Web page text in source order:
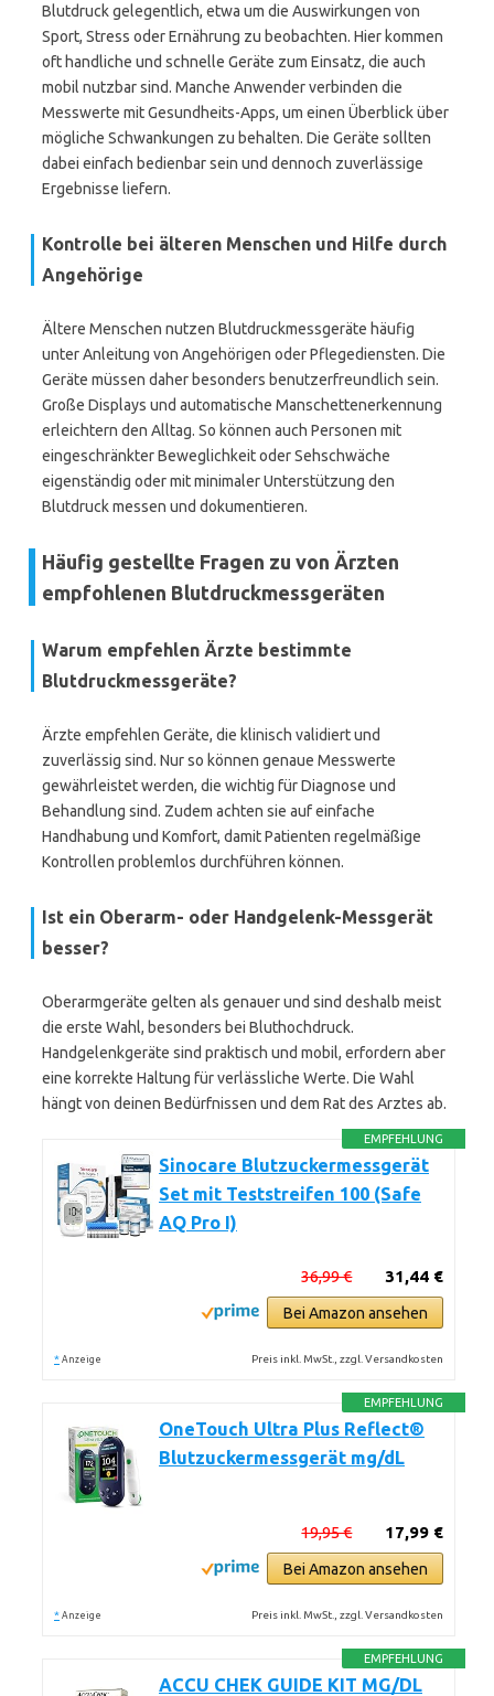
Blutdruck gelegentlich, etwa um die Auswirkungen von
Sport, Stress oder Ernährung zu beobachten. Hier kommen
oft handliche und schnelle Geräte zum Einsatz, die auch
mobil nutzbar sind. Manche Anwender verbinden die
Messwerte mit Gesundheits-Apps, um einen Überblick über
mögliche Schwankungen zu behalten. Die Geräte sollten
dabei einfach bedienbar sein und dennoch zuverlässige
Ergebnisse liefern.
Kontrolle bei älteren Menschen und Hilfe durch
Angehörige
Ältere Menschen nutzen Blutdruckmessgeräte häufig
unter Anleitung von Angehörigen oder Pflegediensten. Die
Geräte müssen daher besonders benutzerfreundlich sein.
Große Displays und automatische Manschettenerkennung
erleichtern den Alltag. So können auch Personen mit
eingeschränkter Beweglichkeit oder Sehschwäche
eigenständig oder mit minimaler Unterstützung den
Blutdruck messen und dokumentieren.
Häufig gestellte Fragen zu von Ärzten
empfohlenen Blutdruckmessgeräten
Warum empfehlen Ärzte bestimmte
Blutdruckmessgeräte?
Ärzte empfehlen Geräte, die klinisch validiert und
zuverlässig sind. Nur so können genaue Messwerte
gewährleistet werden, die wichtig für Diagnose und
Behandlung sind. Zudem achten sie auf einfache
Handhabung und Komfort, damit Patienten regelmäßige
Kontrollen problemlos durchführen können.
Ist ein Oberarm- oder Handgelenk-Messgerät
besser?
Oberarmgeräte gelten als genauer und sind deshalb meist
die erste Wahl, besonders bei Bluthochdruck.
Handgelenkgeräte sind praktisch und mobil, erfordern aber
eine korrekte Haltung für verlässliche Werte. Die Wahl
hängt von deinen Bedürfnissen und dem Rat des Arztes ab.
EMPFEHLUNG
Sinocare Blutzuckermessgerät
Set mit Teststreifen 100 (Safe
AQ Pro I)
31,44 €
36,99 €
Bei Amazon ansehen
* Anzeige Preis inkl. MwSt., zzgl. Versandkosten
EMPFEHLUNG
OneTouch Ultra Plus Reflect®
Blutzuckermessgerät mg/dL
17,99 €
19,95 €
Bei Amazon ansehen
* Anzeige Preis inkl. MwSt., zzgl. Versandkosten
EMPFEHLUNG
ACCU CHEK GUIDE KIT MG/DL